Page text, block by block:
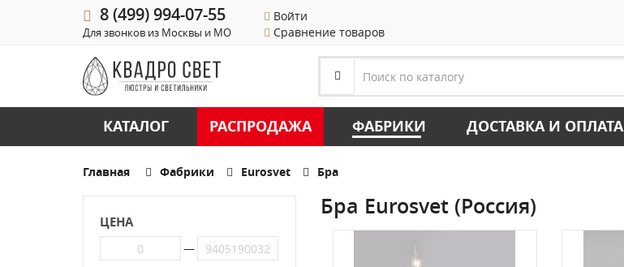
8 (499) 994-07-55
Для звонков из Москвы и МО
Войти
Сравнение товаров
КАТАЛОГ РАСПРОДАЖА ФАБРИКИ ДОСТАВКА И ОПЛАТА
Главная Фабрики Eurosvet Бра
ЦЕНА
—
Бра Eurosvet (Россия)